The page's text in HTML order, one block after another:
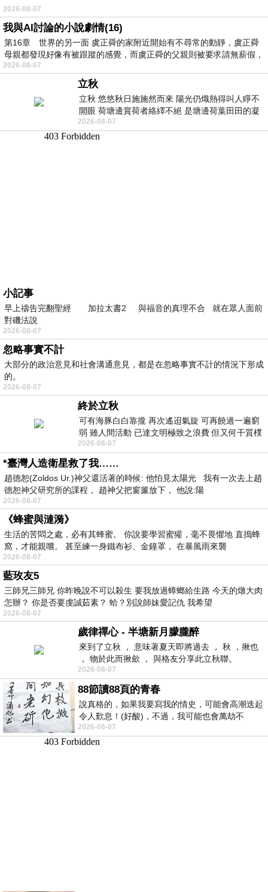
2026-08-07
我與AI討論的小說劇情(16)
第16章 世界的另一面 虞正舜的家附近開始有不尋常的動靜，虞正舜
母親都發現好像有被跟蹤的感覺，而虞正舜的父親則被要求請無薪假，
2026-08-07
立秋
立秋 悠悠秋日施施然而來 陽光仍熾熱得叫人睜不
開眼 荷塘邊賞荷者絡繹不絕 是塘邊荷葉田田的凝
望 風中飄逸的是映日荷花別樣紅
2026-08-07
小記事
早上禱告完翻聖經 加拉太書2 與福音的真理不合 就在眾人面前
對磯法說
2026-08-07
忽略事實不計
大部分的政治意見和社會溝通意見，都是在忽略事實不計的情況下形成
的。
2026-08-07
終於立秋
可有海豚白白靠攏 再次遙迢氣旋 可再饒過一遍窮
弱 雖人間活動 已達文明極致之浪費 但又何干質樸
者 只能白白陪葬
2026-08-07
*臺灣人造衛星救了我……
趙德恕(Zoldos Ur.)神父還活著的時候: 他怕見太陽光 我有一次去上趙
德恕神父研究所的課程， 趙神父把窗簾放下， 他說:陽
2026-08-07
《蜂蜜與漣漪》
生活的苦悶之處，必有其蜂蜜。 你說要學習蜜獾，毫不畏懼地 直搗蜂
窩，才能親嚐。 甚至練一身鐵布衫、金鐘罩， 在暴風雨來襲
2026-08-07
藍玫友5
三師兄三師兄 你昨晚說不可以殺生 要我放過蟑螂給生路 今天的燉大肉
怎辦？ 你是否要虔誠茹素？ 蛤？別說師妹愛記仇 我希望
2026-08-07
歲律禪心 - 半塘新月朦朧醉
來到了立秋 ， 意味著夏天即將過去 ， 秋 ，揪也
， 物於此而揪歛 ， 與格友分享此立秋聯。
2026-08-07
88節讀88頁的青春
說真格的，如果我要寫我的情史，可能會高潮迭起
令人歎息！(好酸)，不過，我可能也會萬劫不
復...，每天跪鍵盤還是被判了花心的罪
2026-08-07